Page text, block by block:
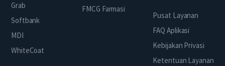
Grab
Softbank
MDI
WhiteCoat
FMCG Farmasi
Pusat Layanan
FAQ Aplikasi
Kebijakan Privasi
Ketentuan Layanan